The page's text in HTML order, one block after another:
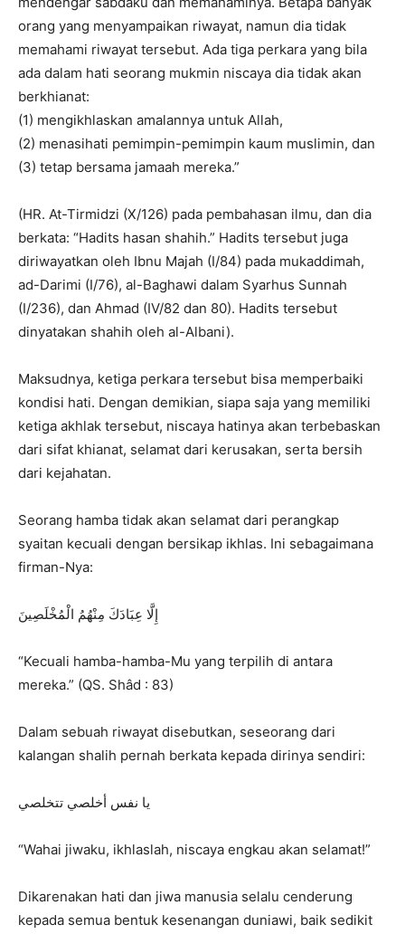
orang yang menyampaikan riwayat, namun dia tidak
memahami riwayat tersebut. Ada tiga perkara yang bila
ada dalam hati seorang mukmin niscaya dia tidak akan
berkhianat:
(1) mengikhlaskan amalannya untuk Allah,
(2) menasihati pemimpin-pemimpin kaum muslimin, dan
(3) tetap bersama jamaah mereka.”
(HR. At-Tirmidzi (X/126) pada pembahasan ilmu, dan dia
berkata: “Hadits hasan shahih.” Hadits tersebut juga
diriwayatkan oleh Ibnu Majah (I/84) pada mukaddimah,
ad-Darimi (I/76), al-Baghawi dalam Syarhus Sunnah
(I/236), dan Ahmad (IV/82 dan 80). Hadits tersebut
dinyatakan shahih oleh al-Albani).
Maksudnya, ketiga perkara tersebut bisa memperbaiki
kondisi hati. Dengan demikian, siapa saja yang memiliki
ketiga akhlak tersebut, niscaya hatinya akan terbebaskan
dari sifat khianat, selamat dari kerusakan, serta bersih
dari kejahatan.
Seorang hamba tidak akan selamat dari perangkap
syaitan kecuali dengan bersikap ikhlas. Ini sebagaimana
firman-Nya:
إِلَّا عِبَادَكَ مِنْهُمُ الْمُخْلَصِينَ
“Kecuali hamba-hamba-Mu yang terpilih di antara
mereka.” (QS. Shâd : 83)
Dalam sebuah riwayat disebutkan, seseorang dari
kalangan shalih pernah berkata kepada dirinya sendiri:
يا نفس أخلصي تتخلصي
“Wahai jiwaku, ikhlaslah, niscaya engkau akan selamat!”
Dikarenakan hati dan jiwa manusia selalu cenderung
kepada semua bentuk kesenangan duniawi, baik sedikit